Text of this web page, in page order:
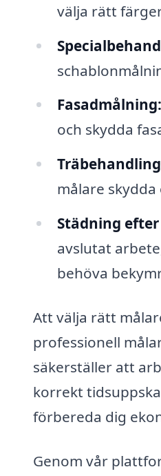
välja rätt
Fasadmålning:
och skydda
målare
Städning
avslutat
behöva
Att välja rätt
professionell
säkerställer att
korrekt
förbereda dig
Genom vår